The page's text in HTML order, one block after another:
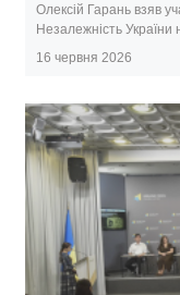
Олексій Гарань взяв
Незалежність України
16 червня 2026